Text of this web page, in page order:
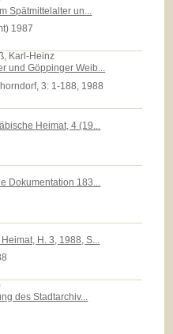
Spätmittelalter un...
1987
Karl-Heinz
und Göppinger Weib...
3: 1-188, 1988
Heimat, 4 (19...
Dokumentation 183...
H. 3, 1988, S...
des Stadtarchiv...